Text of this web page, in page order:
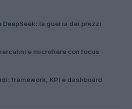
DeepSeek: la guerra dei prezzi
e microfiere con focus
framework, KPI e dashboard